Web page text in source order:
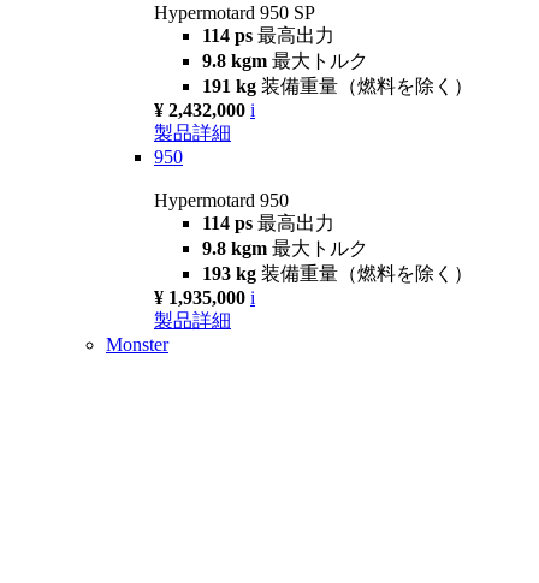
Hypermotard 950 SP
114 ps 最高出力
9.8 kgm 最大トルク
191 kg 装備重量（燃料を除く）
¥ 2,432,000 i
製品詳細
950
Hypermotard 950
114 ps 最高出力
9.8 kgm 最大トルク
193 kg 装備重量（燃料を除く）
¥ 1,935,000 i
製品詳細
Monster